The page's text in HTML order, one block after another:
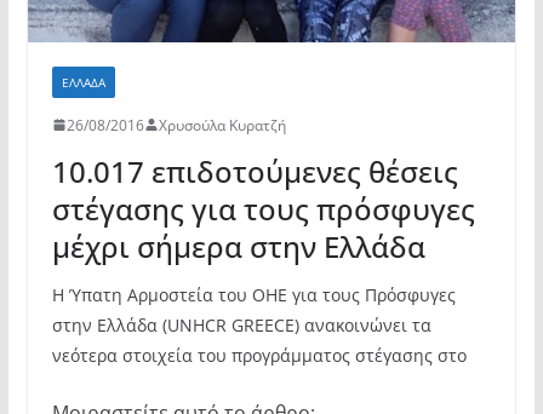
ΕΛΛΆΔΑ
26/08/2016 Χρυσούλα Κυρατζή
10.017 επιδοτούμενες θέσεις
στέγασης για τους πρόσφυγες
μέχρι σήμερα στην Ελλάδα
Η Ύπατη Αρμοστεία του ΟΗΕ για τους Πρόσφυγες
στην Ελλάδα (UNHCR GREECE) ανακοινώνει τα
νεότερα στοιχεία του προγράμματος στέγασης στο